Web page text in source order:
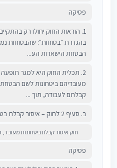
פסיקה
1. הוראות החוק יחולו רק
בהגדרת "בטוחות": שהבטוחות
הבטחת הישארות הע...
2. תכלית החוק היא למגר
מעובדיהם ביטחונות לשם
קבלתם לעבודה, תוך ...
ב. סעיף 2 לחוק – איסור קבלת בטוחות ומימושן
חוק איסור קבלת ביטחונות מעובד,
פסיקה